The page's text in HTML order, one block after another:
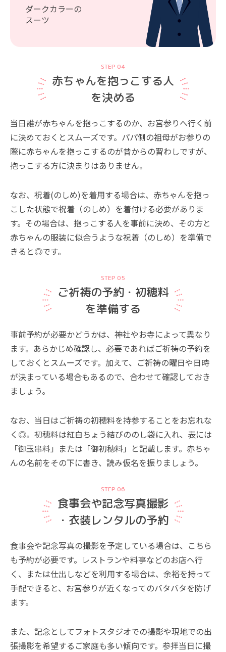
ダークカラーの
スーツ
STEP 04
赤ちゃんを抱っこする人
を決める
当日誰が赤ちゃんを抱っこするのか、お宮参りへ行く前
に決めておくとスムーズです。パパ側の祖母がお参りの
際に赤ちゃんを抱っこするのが昔からの習わしですが、
抱っこする方に決まりはありません。
なお、祝着(のしめ)を着用する場合は、赤ちゃんを抱っ
こした状態で祝着（のしめ）を着付ける必要がありま
す。その場合は、抱っこする人を事前に決め、その方と
赤ちゃんの服装に似合うような祝着（のしめ）を準備で
きると◎です。
STEP 05
ご祈祷の予約・初穂料
を準備する
事前予約が必要かどうかは、神社やお寺によって異なり
ます。あらかじめ確認し、必要であればご祈祷の予約を
しておくとスムーズです。加えて、ご祈祷の曜日や日時
が決まっている場合もあるので、合わせて確認しておき
ましょう。
なお、当日はご祈祷の初穂料を持参することをお忘れな
く◎。初穂料は紅白ちょう結びののし袋に入れ、表には
「御玉串料」または「御初穂料」と記載します。赤ちゃ
んの名前をその下に書き、読み仮名を振りましょう。
STEP 06
食事会や記念写真撮影
・衣装レンタルの予約
食事会や記念写真の撮影を予定している場合は、こちら
も予約が必要です。レストランや料亭などのお店へ行
く、または仕出しなどを利用する場合は、余裕を持って
手配できると、お宮参りが近くなってのバタバタを防げ
ます。
また、記念としてフォトスタジオでの撮影や現地での出
張撮影を希望するご家庭も多い傾向です。参拝当日に撮